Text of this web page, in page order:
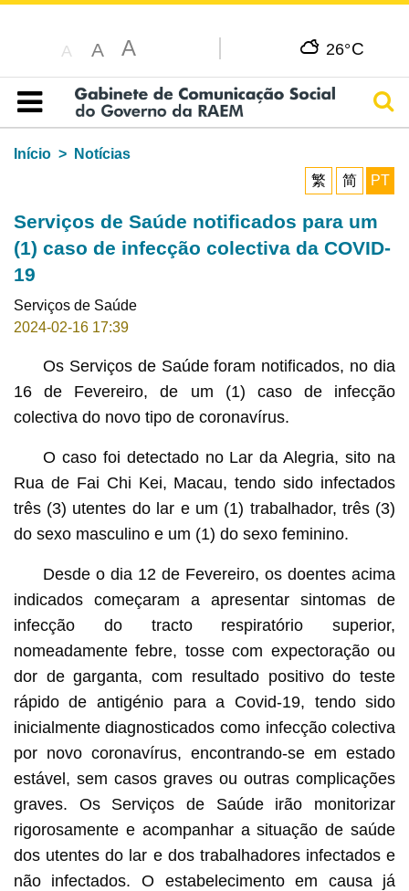
A A A 26°C
Índice
Início
Notícias
繁
简 PT
Serviços de Saúde notificados para um
(1) caso de infecção colectiva da COVID-
19
Serviços de Saúde
2024-02-16 17:39
Os Serviços de Saúde foram notificados, no dia
16 de Fevereiro, de um (1) caso de infecção
colectiva do novo tipo de coronavírus.
O caso foi detectado no Lar da Alegria, sito na
Rua de Fai Chi Kei, Macau, tendo sido infectados
três (3) utentes do lar e um (1) trabalhador, três (3)
do sexo masculino e um (1) do sexo feminino.
Desde o dia 12 de Fevereiro, os doentes acima
indicados começaram a apresentar sintomas de
infecção do tracto respiratório superior,
nomeadamente febre, tosse com expectoração ou
dor de garganta, com resultado positivo do teste
rápido de antigénio para a Covid-19, tendo sido
inicialmente diagnosticados como infecção colectiva
por novo coronavírus, encontrando-se em estado
estável, sem casos graves ou outras complicações
graves. Os Serviços de Saúde irão monitorizar
rigorosamente e acompanhar a situação de saúde
dos utentes do lar e dos trabalhadores infectados e
não infectados. O estabelecimento em causa já